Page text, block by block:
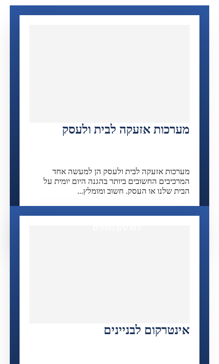
מערכות אזעקה לבית ולעסק
מערכות אזעקה לבית ולעסק הן למעשה אחד
המרכיבים החשובים ביותר בהגנה היום יומית על
הבית שלנו או העסק. חשוב ומומלץ...
אינטרקום לבניינים